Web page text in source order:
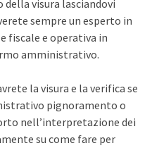
visura lasciandovi
sempre un esperto in
fiscale e operativa in
amministrativo.
la visura e la verifica se
pignoramento o
nell’interpretazione dei
su come fare per